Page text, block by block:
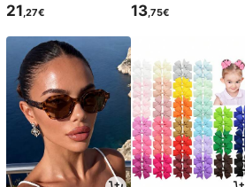
21,27€ 13,75€